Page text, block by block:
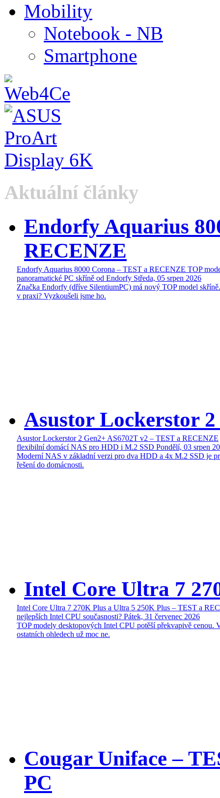
Mobility
Notebook - NB
Smartphone
Aktuální články
Endorfy Aquarius
RECENZE
Endorfy Aquarius 8000 Corona – TEST a RECENZE TOP
panoramatické PC skříně od Endorfy Středa, 05 srpen 2026
Značka Endorfy (dříve SilentiumPC) má nový TOP model
v praxi? Vyzkoušeli jsme ho.
Asustor Lockerstor
Asustor Lockerstor 2 Gen2+ AS6702T v2 – TEST a RECENZE
flexibilní domácí NAS pro HDD i M.2 SSD Pondělí, 03 srpen
Moderní NAS v základní verzi pro dva HDD a 4x M.2 SSD je
řešení do domácnosti.
Intel Core Ultra 7
Intel Core Ultra 7 270K Plus a Ultra 5 250K Plus – TEST a
nejlepších Intel CPU současnosti? Pátek, 31 červenec 2026
TOP modely desktopových Intel CPU potěší překvapivě cenou.
ostatních ohledech už moc ne.
Cougar Uniface –
PC